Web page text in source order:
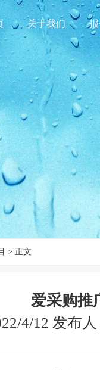
关于我们
> 正文
爱采购推
4/12 发布